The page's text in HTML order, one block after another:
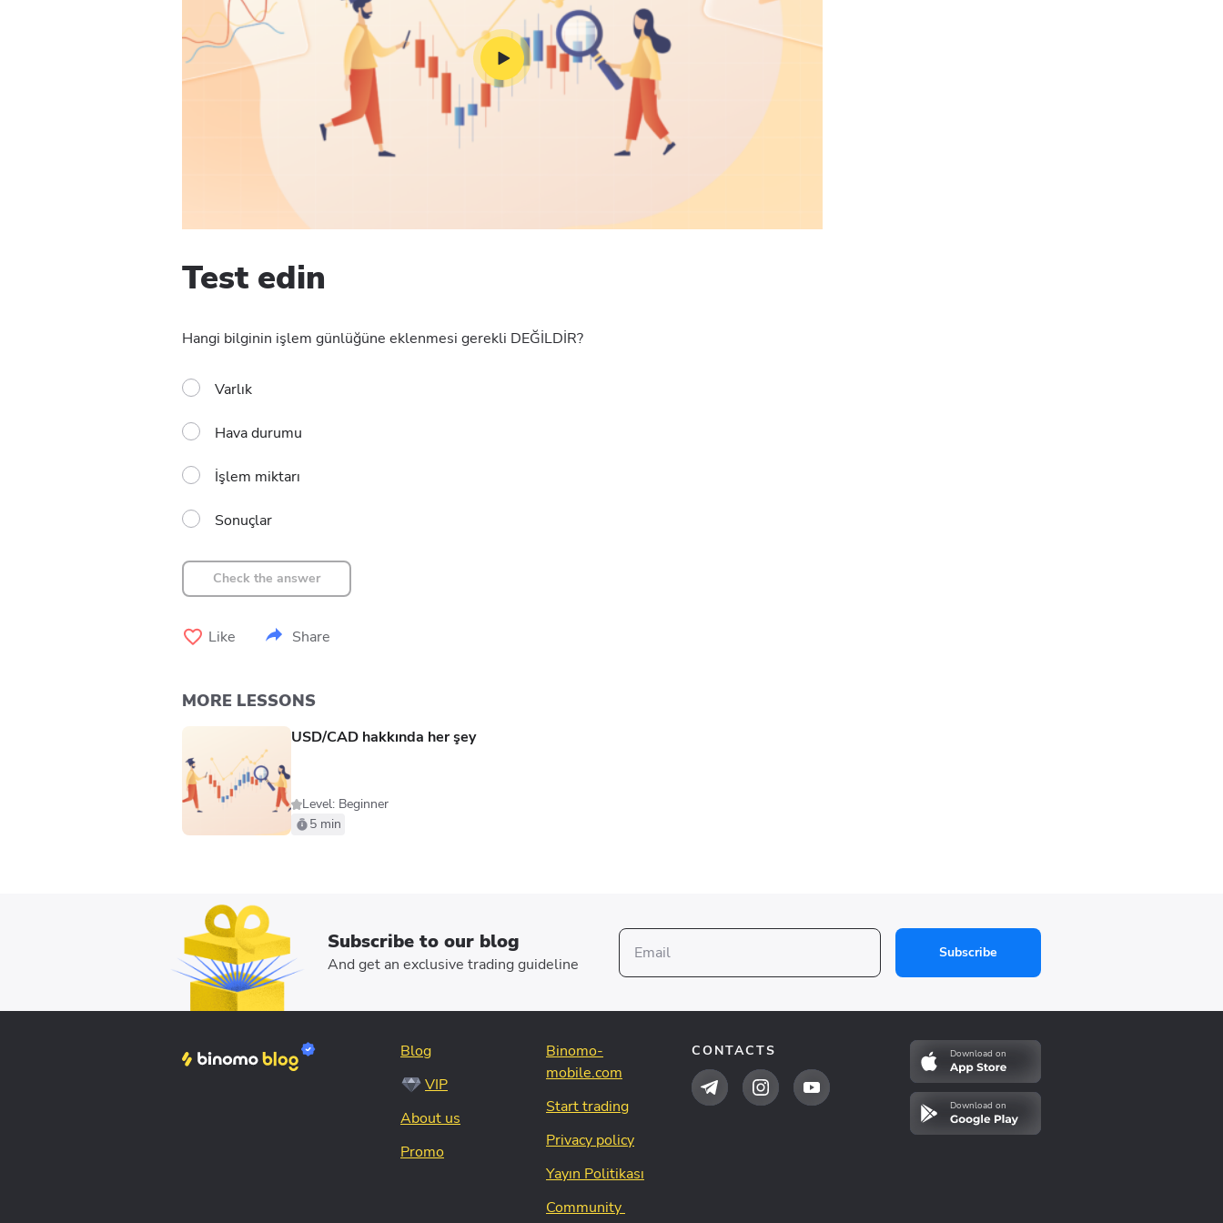
Test edin
Hangi bilginin işlem günlüğüne eklenmesi gerekli DEĞİLDİR?
Varlık
Hava durumu
İşlem miktarı
Sonuçlar
Check the answer
Like Share
MORE LESSONS
USD/CAD hakkında her şey
Level: Beginner
5 min
Subscribe to our blog
And get an exclusive trading guideline
Subscribe
Blog
VIP
About us
Promo
Binomo-
mobile.com
Start trading
Privacy policy
Yayın Politikası
Community
CONTACTS Download on
Download on